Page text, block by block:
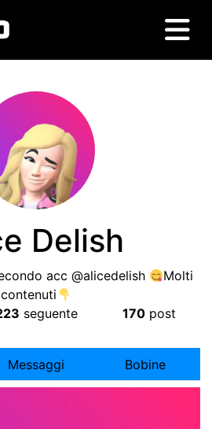
Delish
acc @alicedelish
Molti
contenuti
seguente 170 post
Messaggi Bobine